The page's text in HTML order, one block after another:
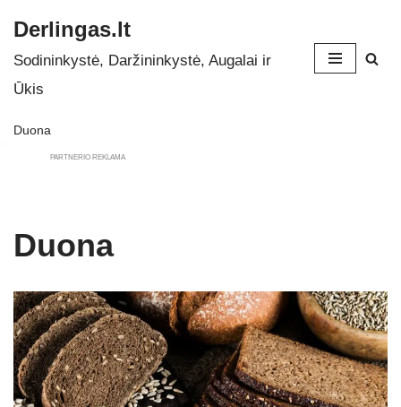
Skip
to
Derlingas.lt
Sodininkystė, Daržininkystė, Augalai ir
Ūkis
Duona
PARTNERIO REKLAMA
Duona